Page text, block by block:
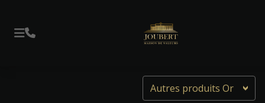
Autres produits Or